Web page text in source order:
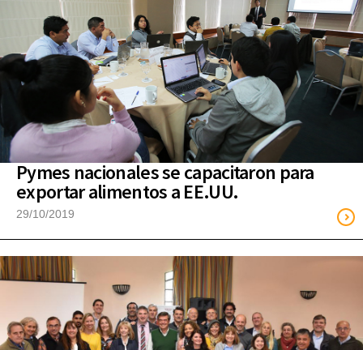
Pymes nacionales se capacitaron para
exportar alimentos a EE.UU.
29/10/2019